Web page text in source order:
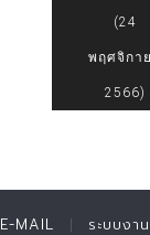
(24
พฤศจิกา
2566)
E-MAIL ระบบงา